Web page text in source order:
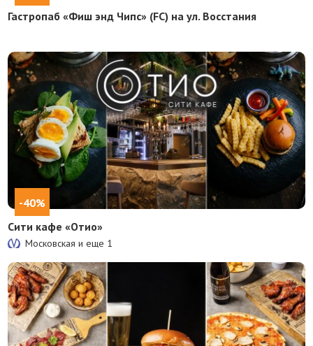
Гастропаб «Фиш энд Чипс» (FC) на ул. Восстания
-40%
Сити кафе «Отио»
Московская и еще 1